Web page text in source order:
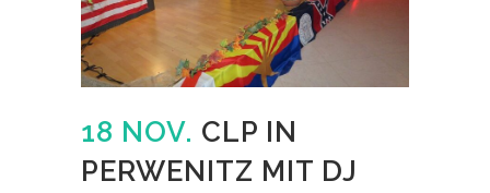
18 NOV. CLP IN
PERWENITZ MIT DJ